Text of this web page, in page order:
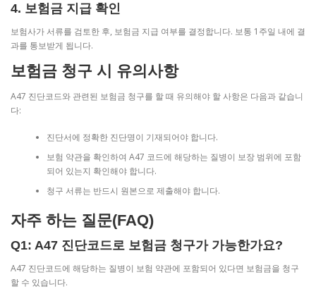
4. 보험금 지급 확인
보험사가 서류를 검토한 후, 보험금 지급 여부를 결정합니다. 보통 1주일 내에 결
과를 통보받게 됩니다.
보험금 청구 시 유의사항
A47 진단코드와 관련된 보험금 청구를 할 때 유의해야 할 사항은 다음과 같습니
다:
진단서에 정확한 진단명이 기재되어야 합니다.
보험 약관을 확인하여 A47 코드에 해당하는 질병이 보장 범위에 포함
되어 있는지 확인해야 합니다.
청구 서류는 반드시 원본으로 제출해야 합니다.
자주 하는 질문(FAQ)
Q1: A47 진단코드로 보험금 청구가 가능한가요?
A47 진단코드에 해당하는 질병이 보험 약관에 포함되어 있다면 보험금을 청구
할 수 있습니다.